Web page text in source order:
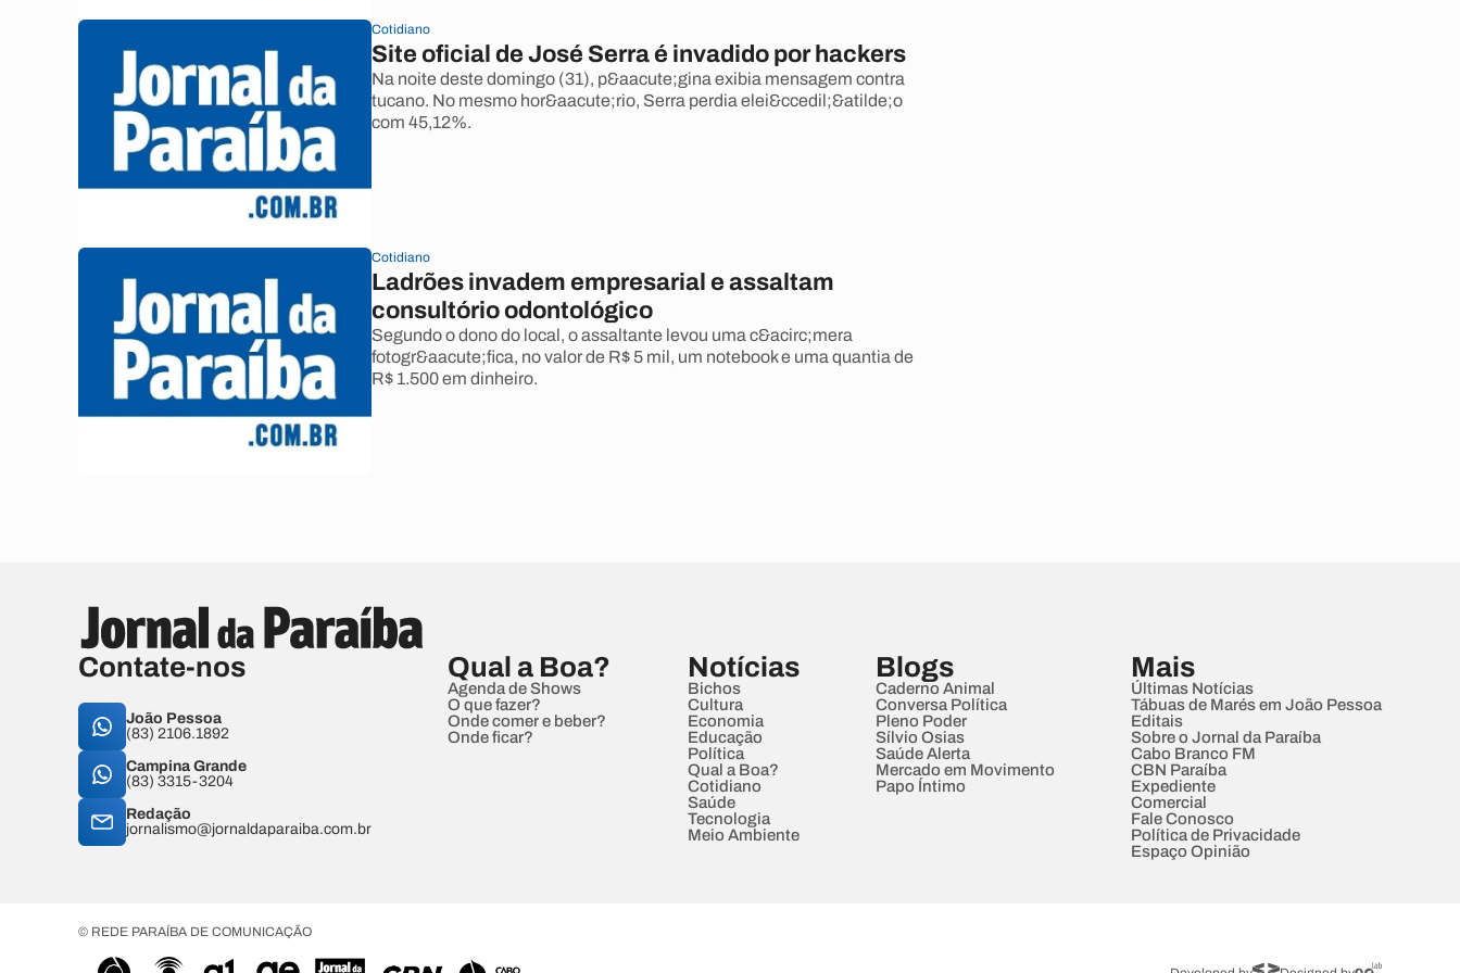
Cotidiano
Site oficial de José Serra é invadido por hackers
Na noite deste domingo (31), p&aacute;gina exibia mensagem contra
tucano. No mesmo hor&aacute;rio, Serra perdia elei&ccedil;&atilde;o
com 45,12%.
Cotidiano
Ladrões invadem empresarial e assaltam
consultório odontológico
Segundo o dono do local, o assaltante levou uma c&acirc;mera
fotogr&aacute;fica, no valor de R$ 5 mil, um notebook e uma quantia de
R$ 1.500 em dinheiro.
Contate-nos
João Pessoa
(83) 2106.1892
Campina Grande
(83) 3315-3204
Redação
jornalismo@jornaldaparaiba.com.br
Qual a Boa?
Agenda de Shows
O que fazer?
Onde comer e beber?
Onde ficar?
Notícias
Bichos
Cultura
Economia
Educação
Política
Qual a Boa?
Cotidiano
Saúde
Tecnologia
Meio Ambiente
Blogs
Caderno Animal
Conversa Política
Pleno Poder
Sílvio Osias
Saúde Alerta
Mercado em Movimento
Papo Íntimo
Mais
Últimas Notícias
Tábuas de Marés em João Pessoa
Editais
Sobre o Jornal da Paraíba
Cabo Branco FM
CBN Paraíba
Expediente
Comercial
Fale Conosco
Política de Privacidade
Espaço Opinião
© REDE PARAÍBA DE COMUNICAÇÃO